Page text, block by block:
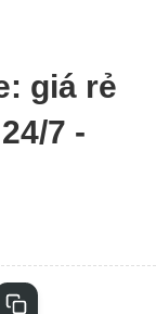
giá rẻ
7 -